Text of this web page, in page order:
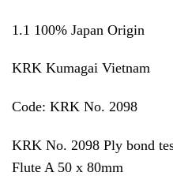
1.1 100% Japan Origin
KRK Kumagai Vietnam
Code: KRK No.
KRK No. 2098 Ply bond
Flute A 50 x 80mm